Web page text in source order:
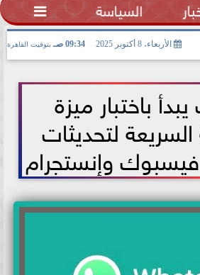
السياسة 
الأربعاء، 8 أكتوبر 2025 09:34 صـ بتوقيت القاهرة
باختبار ميزة
لتحديثات
فيسبوك وإنستجرام